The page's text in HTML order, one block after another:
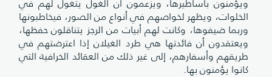
الخلوات، ويظهر لخواصهم في أنواع من الصور، فيخاطبونها
وربما ضيفوها، وكانت لهم أبيات من الرجز يتناقلون حفظها،
ويعتقدون أن فائدتها هي طرد الغيلان إذا اعترضتهم في
طريقهم وأسفارهم، إلى غير ذلك من العقائد الخرافية التي
كانوا يؤمنون بها.